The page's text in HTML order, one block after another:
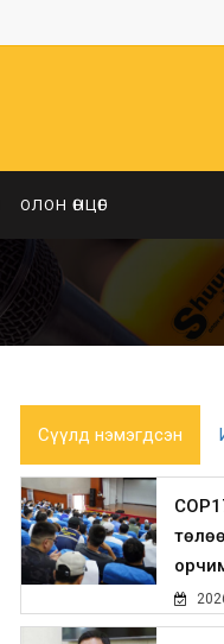
ОЛОН ӨНЦӨГ
Сүүлд нэмэгдсэн